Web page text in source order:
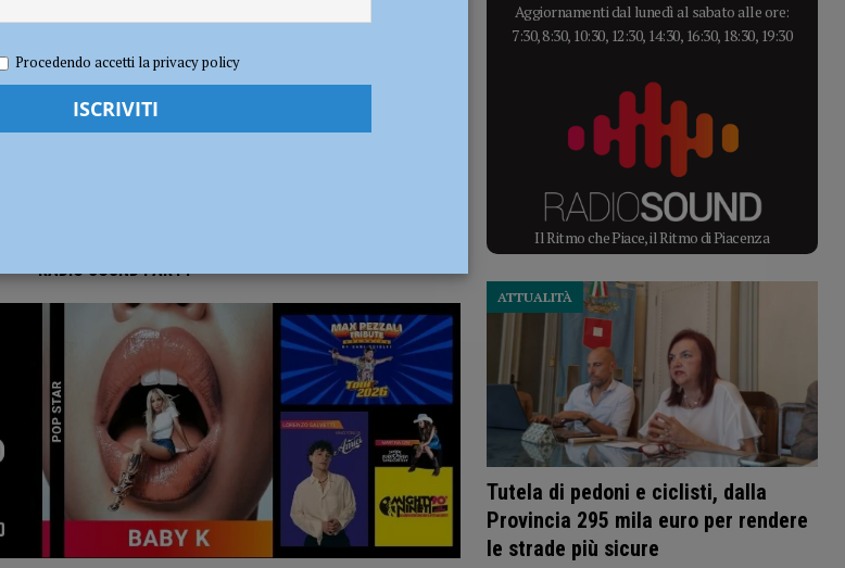
situazione nella provincia di Piacenza”
RADIO SOUND PARTY
Aggiornamenti dal lunedì al sabato alle ore:
7:30, 8:30, 10:30, 12:30, 14:30, 16:30, 18:30, 19:30
Il Ritmo che Piace, il Ritmo di Piacenza
Tutela di pedoni e ciclisti, dalla
Provincia 295 mila euro per rendere
le strade più sicure
ATTUALITÀ
Procedendo accetti la privacy policy